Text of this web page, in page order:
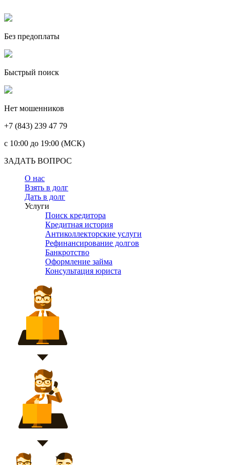
Без предоплаты
Быстрый поиск
Нет мошенников
+7 (843) 239 47 79
c 10:00 до 19:00 (МСК)
ЗАДАТЬ ВОПРОС
О нас
Взять в долг
Дать в долг
Услуги
Поиск кредитора
Кредитная история
Антиколлекторские услуги
Рефинансирование долгов
Банкротство
Оформление займа
Консультация юриста